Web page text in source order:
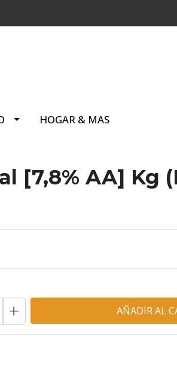
HOGAR & MAS
[7,8% AA] Kg
+